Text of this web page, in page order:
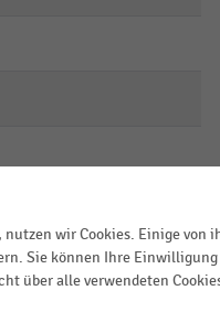
wir Cookies. Einige von
Sie können Ihre
über alle verwendeten